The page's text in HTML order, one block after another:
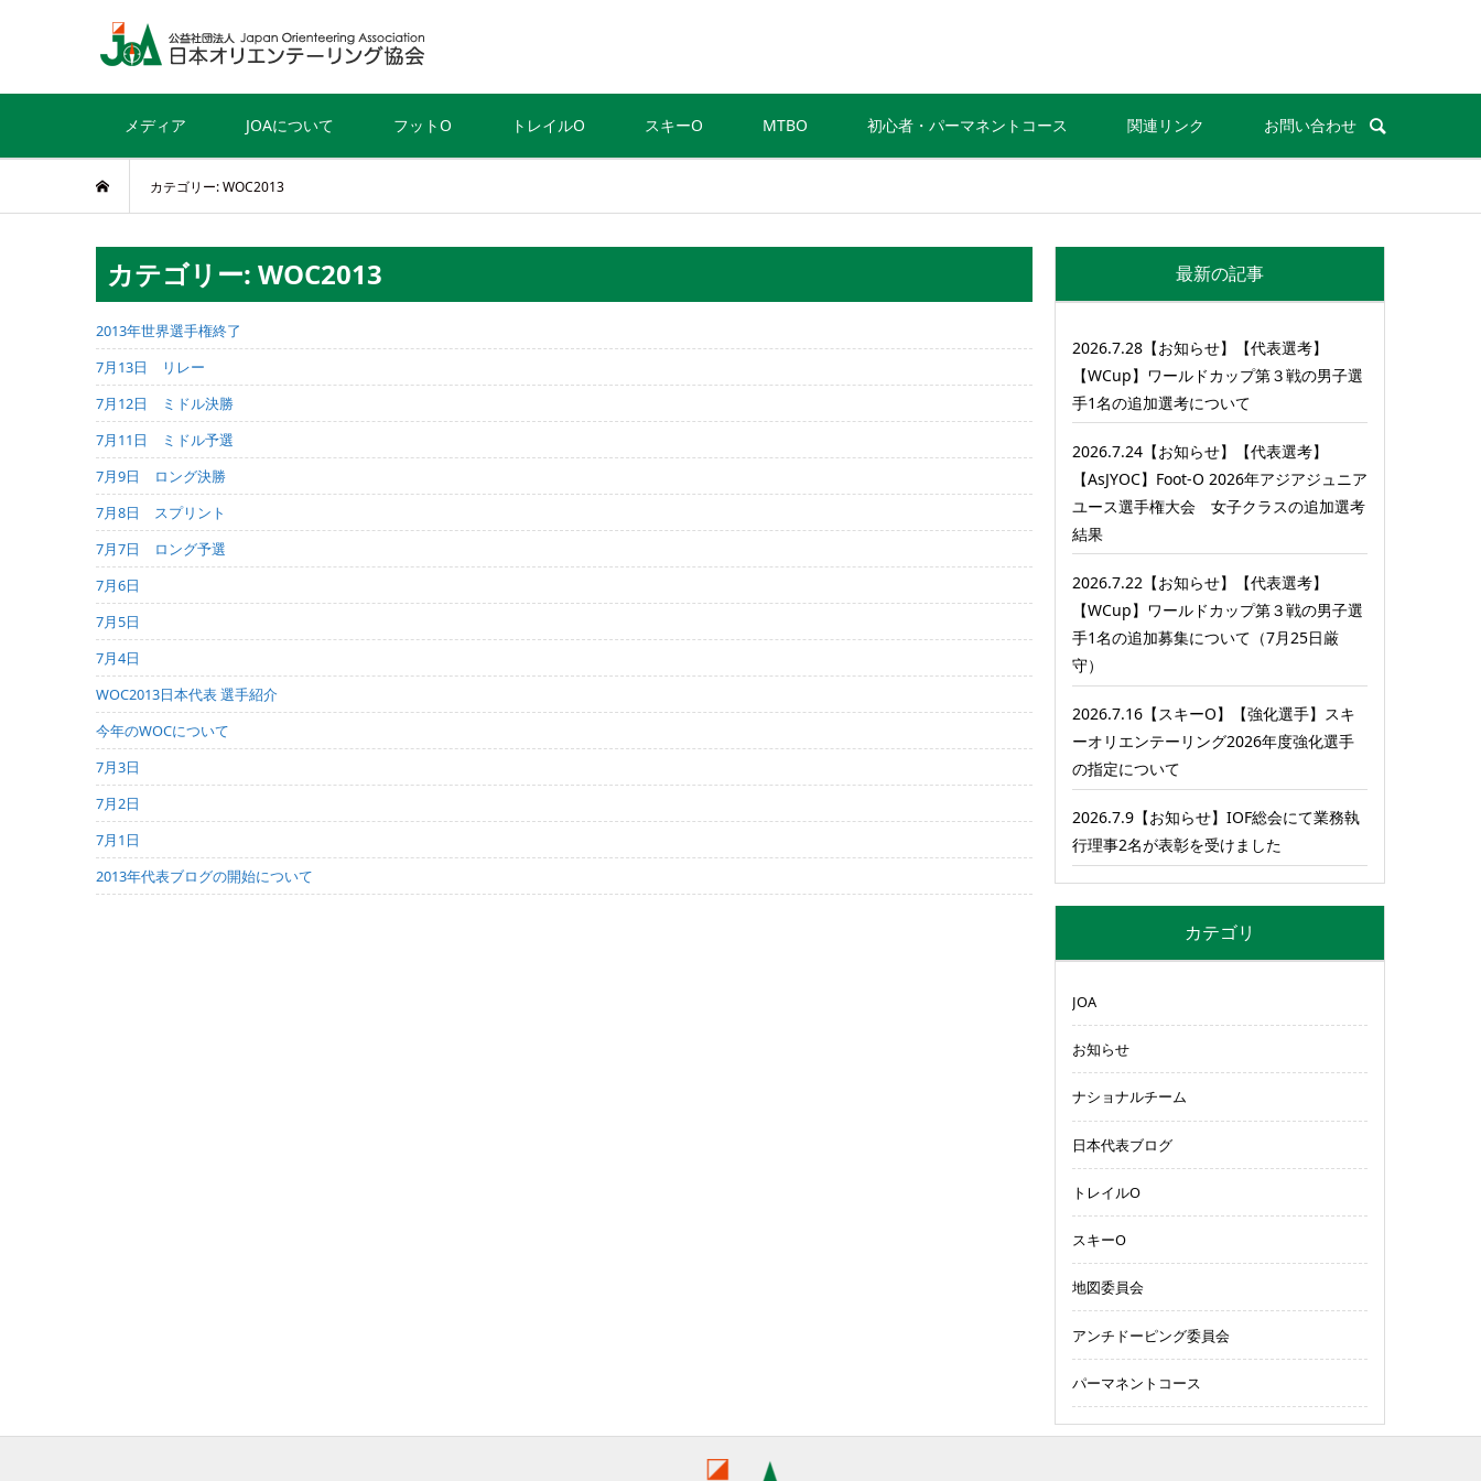
メディア JOAについて フットO トレイルO スキーO MTBO 初心者・パーマネントコース 関連リンク お問い合わせ
カテゴリー: WOC2013
カテゴリー: WOC2013
2013年世界選手権終了
7月13日 リレー
7月12日 ミドル決勝
7月11日 ミドル予選
7月9日 ロング決勝
7月8日 スプリント
7月7日 ロング予選
7月6日
7月5日
7月4日
WOC2013日本代表 選手紹介
今年のWOCについて
7月3日
7月2日
7月1日
2013年代表ブログの開始について
最新の記事
2026.7.28【お知らせ】【代表選考】
【WCup】ワールドカップ第３戦の男子選
手1名の追加選考について
2026.7.24【お知らせ】【代表選考】
【AsJYOC】Foot-O 2026年アジアジュニア
ユース選手権大会 女子クラスの追加選考
結果
2026.7.22【お知らせ】【代表選考】
【WCup】ワールドカップ第３戦の男子選
手1名の追加募集について（7月25日厳
守）
2026.7.16【スキーO】【強化選手】スキ
ーオリエンテーリング2026年度強化選手
の指定について
2026.7.9【お知らせ】IOF総会にて業務執
行理事2名が表彰を受けました
カテゴリ
JOA
お知らせ
ナショナルチーム
日本代表ブログ
トレイルO
スキーO
地図委員会
アンチドーピング委員会
パーマネントコース